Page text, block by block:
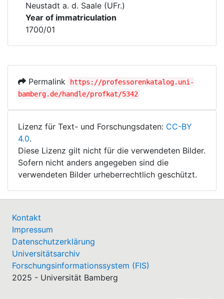
Neustadt a. d. Saale (UFr.)
Year of immatriculation
1700/01
Permalink
https://professorenkatalog.uni-
bamberg.de/handle/profkat/5342
Lizenz für Text- und Forschungsdaten: CC-BY
4.0.
Diese Lizenz gilt nicht für die verwendeten Bilder.
Sofern nicht anders angegeben sind die
verwendeten Bilder urheberrechtlich geschützt.
Kontakt
Impressum
Datenschutzerklärung
Universitätsarchiv
Forschungsinformationssystem (FIS)
2025 - Universität Bamberg